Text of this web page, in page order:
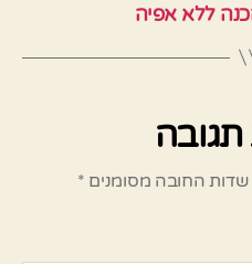
ללא אפיה
שדות החובה מסומנים *